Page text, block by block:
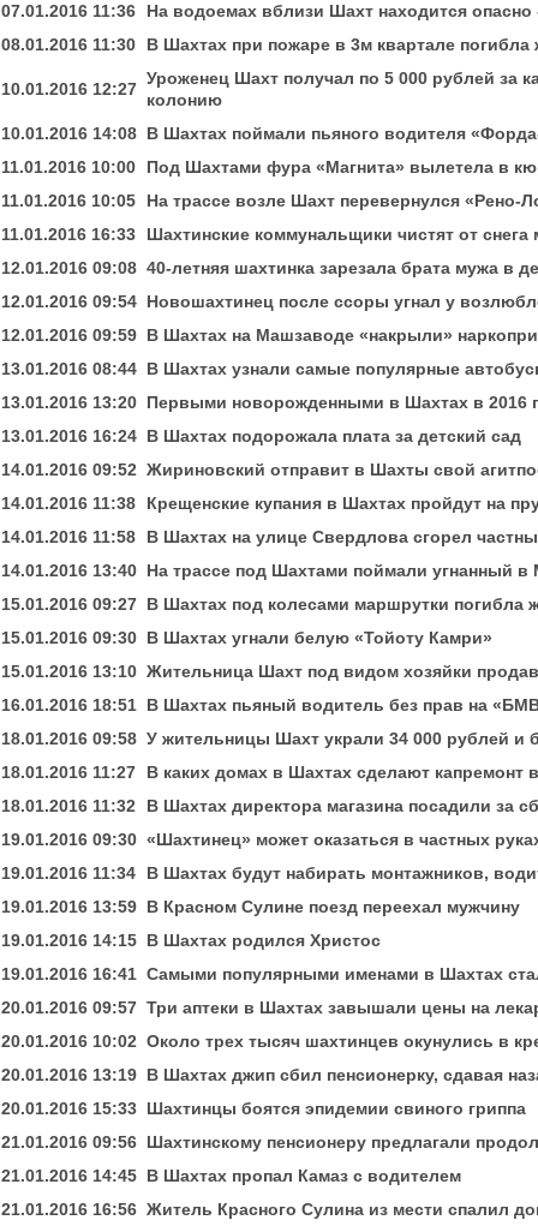
07.01.2016 11:36
На водоемах вблизи Шахт находится опасно
08.01.2016 11:30
В Шахтах при пожаре в 3м квартале погибла
10.01.2016 12:27
Уроженец Шахт получал по 5 000 рублей за
колонию
10.01.2016 14:08 В Шахтах поймали пьяного водителя
11.01.2016 10:00
Под Шахтами фура «Магнита» вылетела в
11.01.2016 10:05
На трассе возле Шахт перевернулся «Рено-
11.01.2016 16:33
Шахтинские коммунальщики чистят от
12.01.2016 09:08 40-летняя шахтинка зарезала брата мужа в
12.01.2016 09:54 Новошахтинец после ссоры угнал у
12.01.2016 09:59 В Шахтах на Машзаводе «накрыли»
13.01.2016 08:44 В Шахтах узнали самые популярные
13.01.2016 13:20 Первыми новорожденными в Шахтах в 2016
13.01.2016 16:24 В Шахтах подорожала плата за детский сад
14.01.2016 09:52 Жириновский отправит в Шахты свой
14.01.2016 11:38
Крещенские купания в Шахтах пройдут на
14.01.2016 11:58
В Шахтах на улице Свердлова сгорел
14.01.2016 13:40 На трассе под Шахтами поймали угнанный
15.01.2016 09:27 В Шахтах под колесами маршрутки погибла
15.01.2016 09:30 В Шахтах угнали белую «Тойоту Камри»
15.01.2016 13:10 Жительница Шахт под видом хозяйки
16.01.2016 18:51 В Шахтах пьяный водитель без прав на
18.01.2016 09:58 У жительницы Шахт украли 34 000 рублей и
18.01.2016 11:27
В каких домах в Шахтах сделают капремонт
18.01.2016 11:32
В Шахтах директора магазина посадили за
19.01.2016 09:30 «Шахтинец» может оказаться в частных
19.01.2016 11:34
В Шахтах будут набирать монтажников,
19.01.2016 13:59 В Красном Сулине поезд переехал мужчину
19.01.2016 14:15 В Шахтах родился Христос
19.01.2016 16:41 Самыми популярными именами в Шахтах
20.01.2016 09:57 Три аптеки в Шахтах завышали цены на
20.01.2016 10:02 Около трех тысяч шахтинцев окунулись в
20.01.2016 13:19 В Шахтах джип сбил пенсионерку, сдавая
20.01.2016 15:33 Шахтинцы боятся эпидемии свиного гриппа
21.01.2016 09:56 Шахтинскому пенсионеру предлагали
21.01.2016 14:45 В Шахтах пропал Камаз с водителем
21.01.2016 16:56 Житель Красного Сулина из мести спалил